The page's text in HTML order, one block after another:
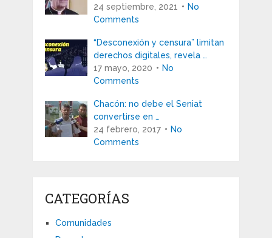
24 septiembre, 2021
No
Comments
“Desconexión y censura” limitan
derechos digitales, revela …
17 mayo, 2020
No
Comments
Chacón: no debe el Seniat
convertirse en …
24 febrero, 2017
No
Comments
CATEGORÍAS
Comunidades